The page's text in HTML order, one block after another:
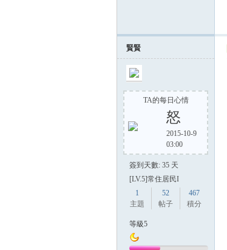
賢賢
TA的每日心情
怒
2015-10-9
03:00
簽到天數: 35 天
[LV.5]常住居民I
1
主題
52
帖子
467
積分
等級5